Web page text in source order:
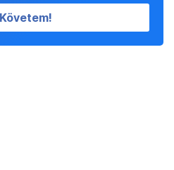
Követem!